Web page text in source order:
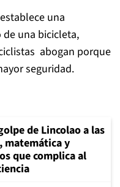
una
una bicicleta,
abogan porque
seguridad.
de Lincolao a las
matemática y
que complica al